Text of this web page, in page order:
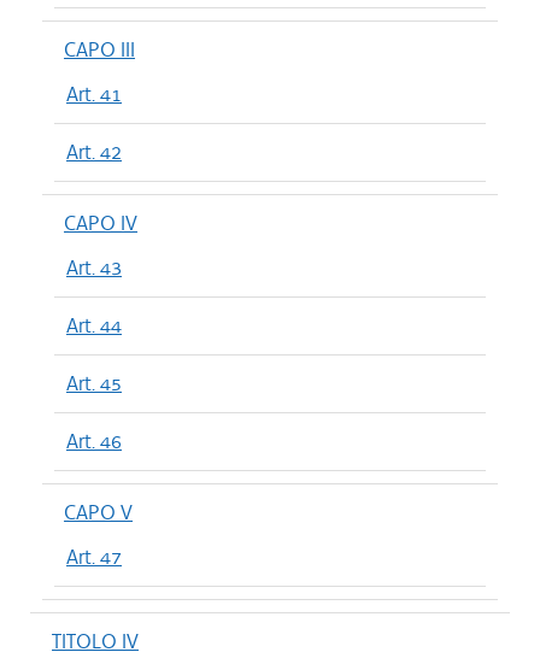
CAPO III
Art. 41
Art. 42
CAPO IV
Art. 43
Art. 44
Art. 45
Art. 46
CAPO V
Art. 47
TITOLO IV